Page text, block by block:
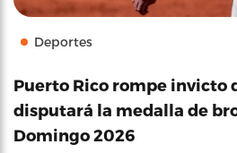
Deportes
Puerto Rico rompe invicto
disputará la medalla de
Domingo 2026